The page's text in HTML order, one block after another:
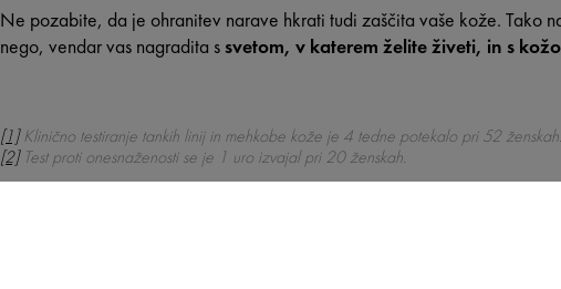
Ne pozabite, da je ohranitev narave hkrati tudi zaščita vaše kože. Tako
nego, vendar vas nagradita ssvetom, v katerem želite živeti, in s
[1]Klinično testiranje tankih linij in mehkobe kože je 4 tedne potekalo pri 52 ženskah.
[2]Test proti onesnaženosti se je 1 uro izvajal pri 20 ženskah.